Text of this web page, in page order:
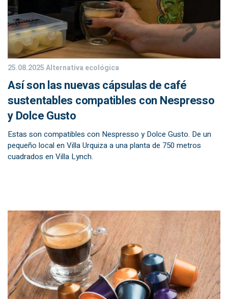
25.08.2025Alternativa ecológica
Así son las nuevas cápsulas de café
sustentables compatibles con Nespresso
y Dolce Gusto
Estas son compatibles con Nespresso y Dolce Gusto. De un
pequeño local en Villa Urquiza a una planta de 750 metros
cuadrados en Villa Lynch.